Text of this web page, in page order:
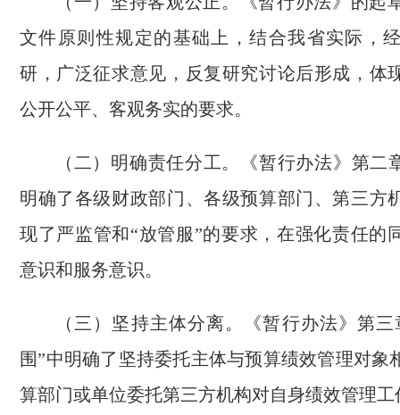
文件原则性规定的基础上，结合我省实际，
研，广泛征求意见，反复研究讨论后形成，体
公开公平、客观务实的要求。
（二）明确责任分工。《暂行办法》第二
明确了各级财政部门、各级预算部门、第三方
现了严监管和“放管服”的要求，在强化责任的
意识和服务意识。
（三）坚持主体分离。《暂行办法》第
围”中明确了坚持委托主体与预算绩效管理对象
算部门或单位委托第三方机构对自身绩效管理